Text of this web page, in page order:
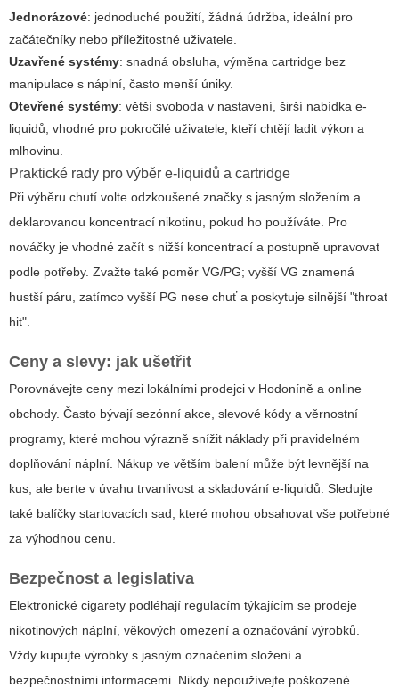
Jednorázové: jednoduché použití, žádná údržba, ideální pro
začátečníky nebo příležitostné uživatele.
Uzavřené systémy: snadná obsluha, výměna cartridge bez
manipulace s náplní, často menší úniky.
Otevřené systémy: větší svoboda v nastavení, širší nabídka e-
liquidů, vhodné pro pokročilé uživatele, kteří chtějí ladit výkon a
mlhovinu.
Praktické rady pro výběr e-liquidů a cartridge
Při výběru chutí volte odzkoušené značky s jasným složením a
deklarovanou koncentrací nikotinu, pokud ho používáte. Pro
nováčky je vhodné začít s nižší koncentrací a postupně upravovat
podle potřeby. Zvažte také poměr VG/PG; vyšší VG znamená
hustší páru, zatímco vyšší PG nese chuť a poskytuje silnější "throat
hit".
Ceny a slevy: jak ušetřit
Porovnávejte ceny mezi lokálními prodejci v Hodoníně a online
obchody. Často bývají sezónní akce, slevové kódy a věrnostní
programy, které mohou výrazně snížit náklady při pravidelném
doplňování náplní. Nákup ve větším balení může být levnější na
kus, ale berte v úvahu trvanlivost a skladování e-liquidů. Sledujte
také balíčky startovacích sad, které mohou obsahovat vše potřebné
za výhodnou cenu.
Bezpečnost a legislativa
Elektronické cigarety podléhají regulacím týkajícím se prodeje
nikotinových náplní, věkových omezení a označování výrobků.
Vždy kupujte výrobky s jasným označením složení a
bezpečnostními informacemi. Nikdy nepoužívejte poškozené